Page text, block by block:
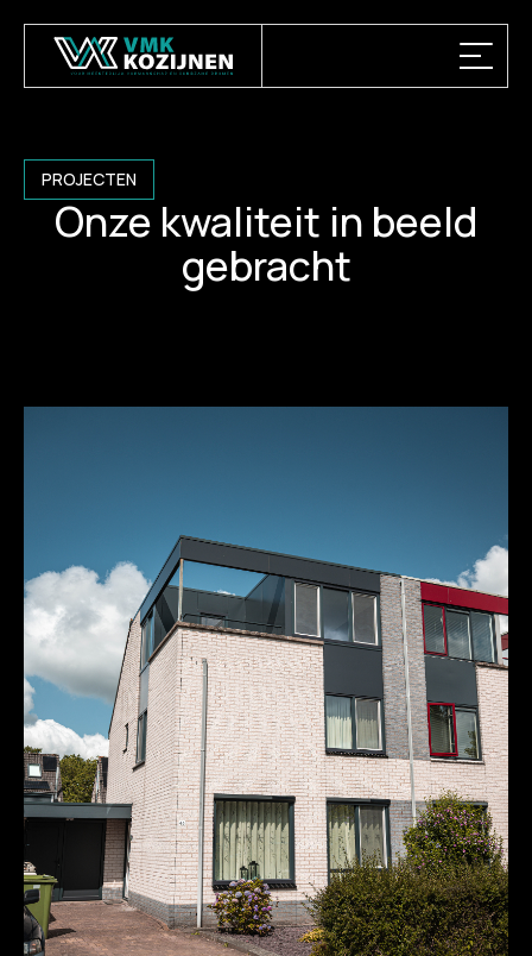
PROJECTEN
Onze kwaliteit in beeld
gebracht